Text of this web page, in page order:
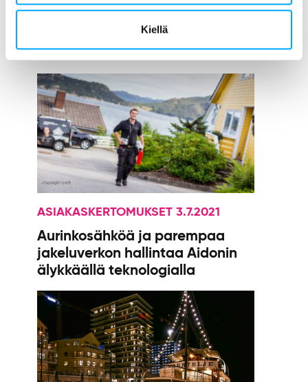
Kiellä
mittarointitöiden hallinnan
Aidon Oneen
ASIAKASKERTOMUKSET 3.7.2021
Aurinkosähköä ja parempaa
jakeluverkon hallintaa Aidonin
älykkäällä teknologialla